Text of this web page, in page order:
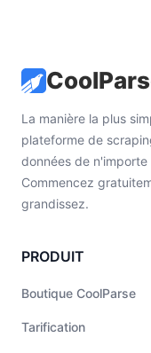
La manière la plus
plateforme de
données de
Commencez
grandissez.
PRODUIT
Boutique CoolParse
Tarification